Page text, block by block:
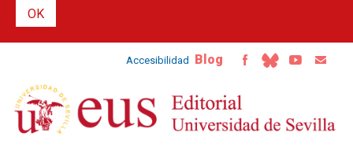
Accesibilidad Blog